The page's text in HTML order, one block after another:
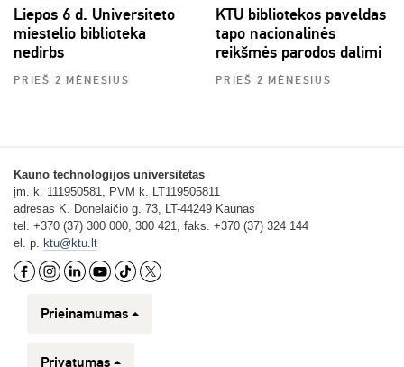
Liepos 6 d. Universiteto
miestelio biblioteka
nedirbs
PRIEŠ 2 MĖNESIUS
KTU bibliotekos paveldas
tapo nacionalinės
reikšmės parodos dalimi
PRIEŠ 2 MĖNESIUS
Kauno technologijos universitetas
įm. k. 111950581, PVM k. LT119505811
adresas K. Donelaičio g. 73, LT-44249 Kaunas
tel. +370 (37) 300 000, 300 421, faks. +370 (37) 324 144
el. p. ktu@ktu.lt
Prieinamumas
Privatumas